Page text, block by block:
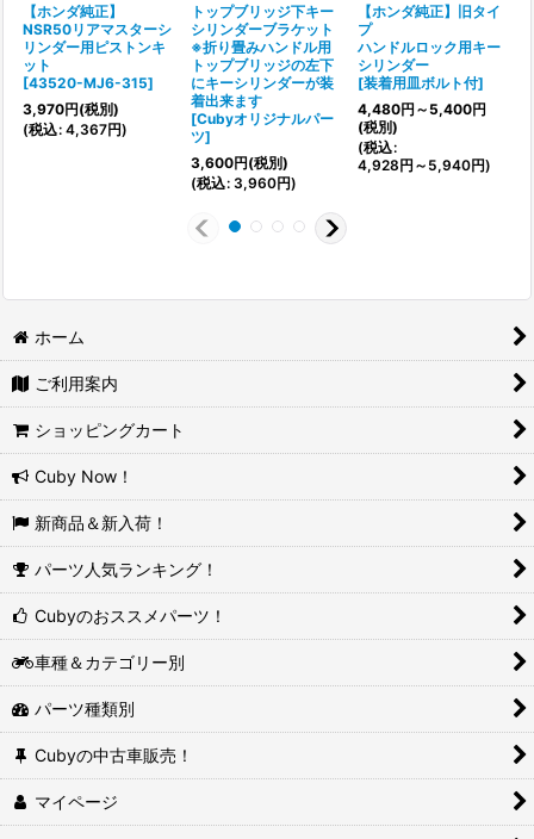
【ホンダ純正】
NSR50リアマスターシ
リンダー用ピストンキ
ット
[43520-MJ6-315]
3,970円(税別)
(税込: 4,367円)
トップブリッジ下キー
シリンダーブラケット
※折り畳みハンドル用
トップブリッジの左下
にキーシリンダーが装
着出来ます
[Cubyオリジナルパー
ツ]
3,600円(税別)
(税込: 3,960円)
【ホンダ純正】旧タイ
プ
ハンドルロック用キー
シリンダー
[装着用皿ボルト付]
4,480円 ～5,400円
(税別)
(税込:
4,928円 ～5,940円)
ホーム
ご利用案内
ショッピングカート
Cuby Now！
新商品＆新入荷！
パーツ人気ランキング！
Cubyのおススメパーツ！
車種＆カテゴリー別
パーツ種類別
Cubyの中古車販売！
マイページ